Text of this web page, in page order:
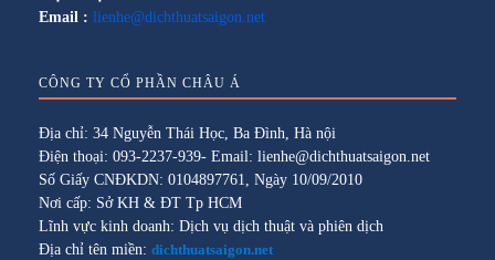
Email : lienhe@dichthuatsaigon.net
CÔNG TY CỔ PHẦN CHÂU Á
Địa chỉ: 34 Nguyễn Thái Học, Ba Đình, Hà nội
Điện thoại: 093-2237-939- Email: lienhe@dichthuatsaigon.net
Số Giấy CNĐKDN: 0104897761, Ngày 10/09/2010
Nơi cấp: Sở KH & ĐT Tp HCM
Lĩnh vực kinh doanh: Dịch vụ dịch thuật và phiên dịch
Địa chỉ tên miền: dichthuatsaigon.net